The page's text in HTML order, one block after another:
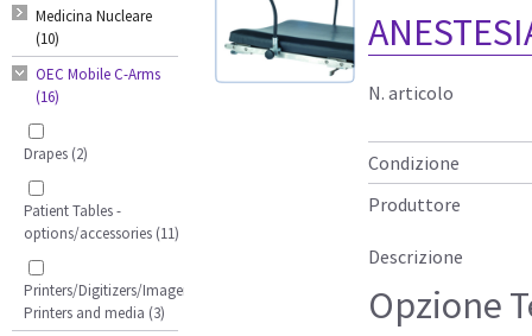
Medicina Nucleare
(10)
OEC Mobile C-Arms
(16)
Drapes (2)
Patient Tables -
options/accessories (11)
Printers/Digitizers/Imagers/3D
Printers and media (3)
N. articolo
Condizione
Produttore
Descrizione
Opzione